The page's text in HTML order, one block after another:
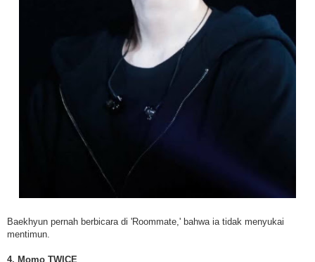
Baekhyun pernah berbicara di 'Roommate,' bahwa ia tidak menyukai
mentimun.
4. Momo TWICE